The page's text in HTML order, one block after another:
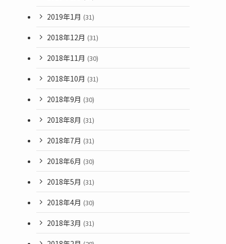
2019年1月 (31)
2018年12月 (31)
2018年11月 (30)
2018年10月 (31)
2018年9月 (30)
2018年8月 (31)
2018年7月 (31)
2018年6月 (30)
2018年5月 (31)
2018年4月 (30)
2018年3月 (31)